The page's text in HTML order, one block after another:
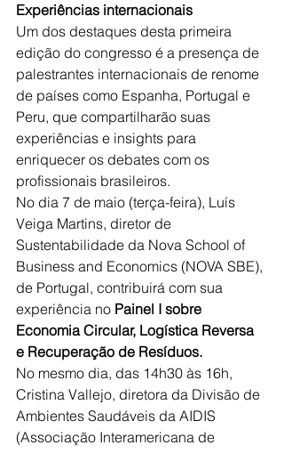
Experiências internacionais
Um dos destaques desta primeira
edição do congresso é a presença de
palestrantes internacionais de renome
de países como Espanha, Portugal e
Peru, que compartilharão suas
experiências e insights para
enriquecer os debates com os
profissionais brasileiros.
No dia 7 de maio (terça-feira), Luís
Veiga Martins, diretor de
Sustentabilidade da Nova School of
Business and Economics (NOVA SBE),
de Portugal, contribuirá com sua
experiência no Painel I sobre
Economia Circular, Logística Reversa
e Recuperação de Resíduos.
No mesmo dia, das 14h30 às 16h,
Cristina Vallejo, diretora da Divisão de
Ambientes Saudáveis da AIDIS
(Associação Interamericana de